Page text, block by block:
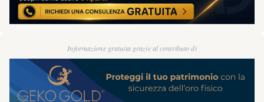
Informazione gratuita grazie al contributo di